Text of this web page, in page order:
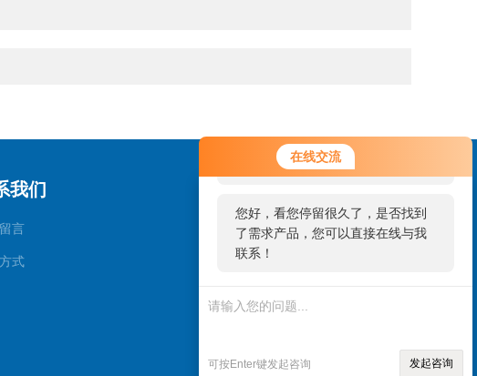
在线交流
您好！欢迎前来咨询，很高兴为您
服务，请问您要咨询什么问题呢？
您好，看您停留很久了，是否找到
了需求产品，您可以直接在线与我
联系！
可按Enter键发起咨询 发起咨询
我们
言
式